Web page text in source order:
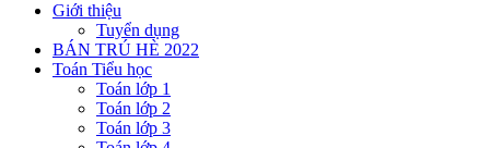
Giới thiệu
Tuyển dụng
BÁN TRÚ HÈ 2022
Toán Tiểu học
Toán lớp 1
Toán lớp 2
Toán lớp 3